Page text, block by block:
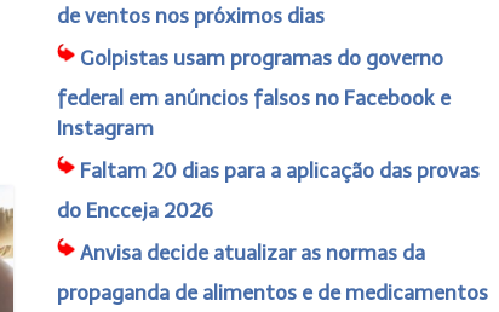
de ventos nos próximos dias
Golpistas usam programas do governo
federal em anúncios falsos no Facebook e
Instagram
Faltam 20 dias para a aplicação das provas
do Encceja 2026
Anvisa decide atualizar as normas da
propaganda de alimentos e de medicamentos